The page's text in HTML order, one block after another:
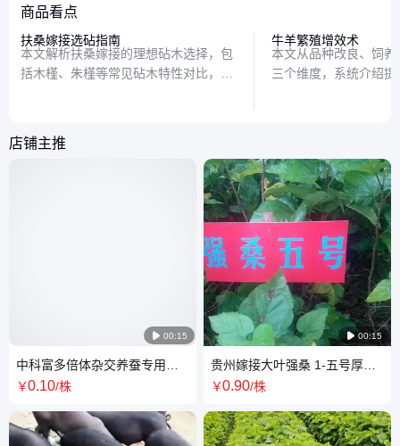
商品看点
扶桑嫁接选砧指南
本文解析扶桑嫁接的理想砧木选择，包
括木槿、朱槿等常见砧木特性对比，以
牛羊繁殖增效术
本文从品种改良、饲
三个维度，系统介绍
店铺主推
 00:15
中科富多倍体杂交养蚕专用大
叶桑树苗 否 0.3cm~1.5cm
￥0.10/株
 00:15
贵州嫁接大叶强桑 1-五号厚叶
高产桑树苗春之天
￥0.90/株